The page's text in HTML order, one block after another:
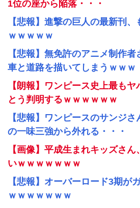
1位の座から陥落・・・
【悲報】進撃の巨人の最新刊
ｗｗｗｗｗ
【悲報】無免許のアニメ制作
車と道路を描いてしまうｗｗｗ
【朗報】ワンピース史上最も
とう判明するｗｗｗｗｗｗ
【悲報】ワンピースのサンジ
の一味三強から外れる・・・
【画像】平成生まれキッズさ
いｗｗｗｗｗｗｗ
【悲報】オーバーロード3期が
ｗｗｗｗｗｗｗ